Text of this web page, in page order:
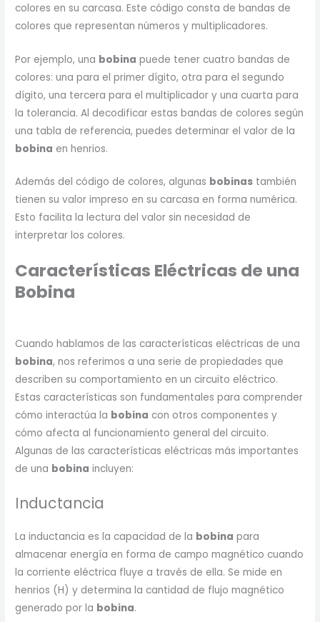
colores en su carcasa. Este código consta de bandas de
colores que representan números y multiplicadores.
Por ejemplo, una bobina puede tener cuatro bandas de
colores: una para el primer dígito, otra para el segundo
dígito, una tercera para el multiplicador y una cuarta para
la tolerancia. Al decodificar estas bandas de colores según
una tabla de referencia, puedes determinar el valor de la
bobina en henrios.
Además del código de colores, algunas bobinas también
tienen su valor impreso en su carcasa en forma numérica.
Esto facilita la lectura del valor sin necesidad de
interpretar los colores.
Características Eléctricas de una
Bobina
Cuando hablamos de las características eléctricas de una
bobina, nos referimos a una serie de propiedades que
describen su comportamiento en un circuito eléctrico.
Estas características son fundamentales para comprender
cómo interactúa la bobina con otros componentes y
cómo afecta al funcionamiento general del circuito.
Algunas de las características eléctricas más importantes
de una bobina incluyen:
Inductancia
La inductancia es la capacidad de la bobina para
almacenar energía en forma de campo magnético cuando
la corriente eléctrica fluye a través de ella. Se mide en
henrios (H) y determina la cantidad de flujo magnético
generado por la bobina.